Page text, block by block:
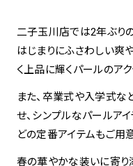
二子玉川店では2年ぶり
はじまりにふさわしい爽
く上品に輝くパールのア
また、卒業式や入学式な
せ、シンプルなパールア
どの定番アイテムもご用
春の華やかな装いに寄り